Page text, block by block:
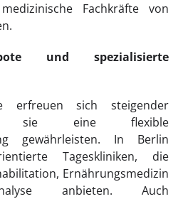
Fachkräfte von
und spezialisierte
erfreuen sich steigender
sie eine flexible
gewährleisten. In Berlin
Tageskliniken, die
Ernährungsmedizin
anbieten. Auch